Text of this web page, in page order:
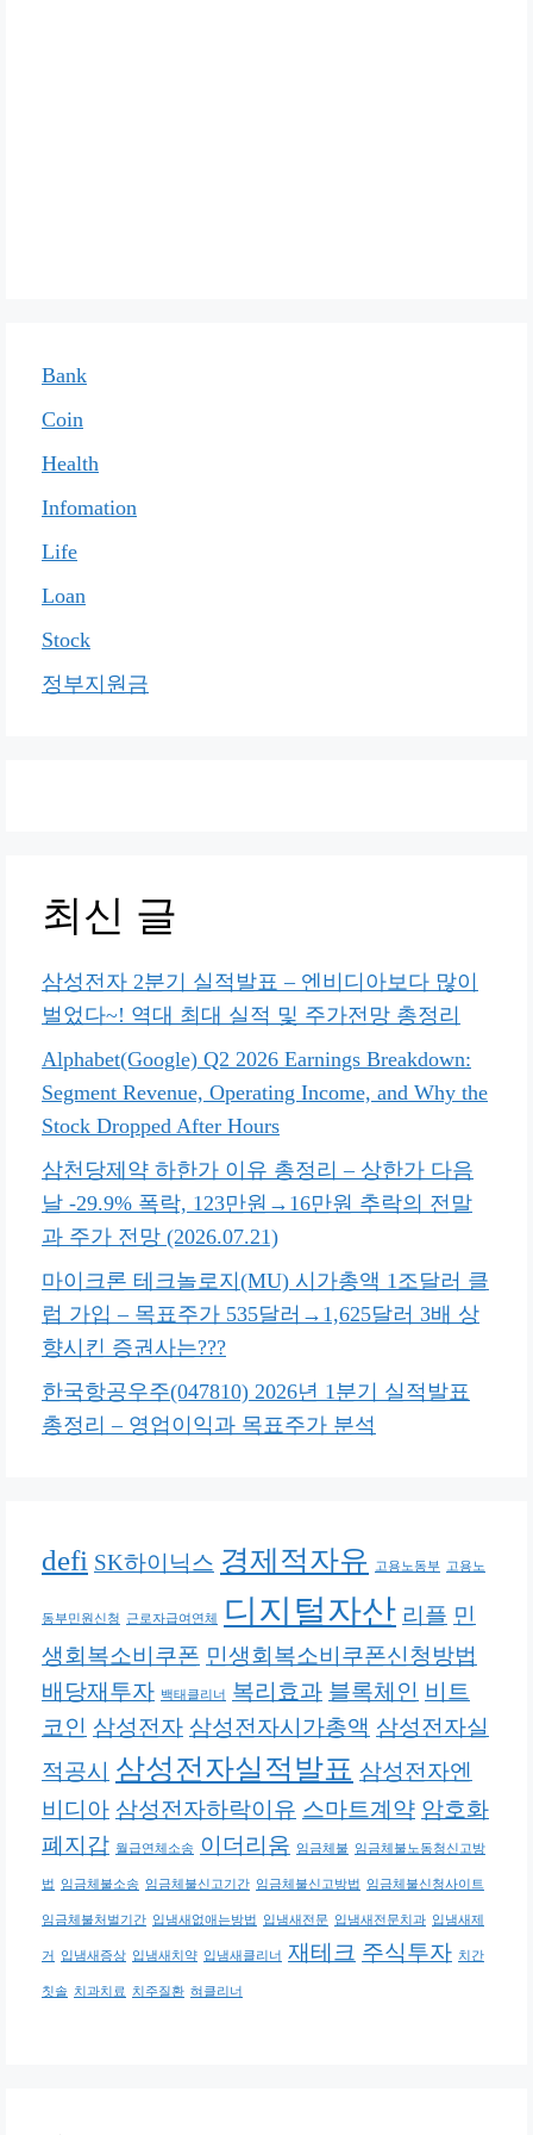
Bank
Coin
Health
Infomation
Life
Loan
Stock
정부지원금
최신 글
삼성전자 2분기 실적발표 – 엔비디아보다 많이
벌었다~! 역대 최대 실적 및 주가전망 총정리
Alphabet(Google) Q2 2026 Earnings Breakdown:
Segment Revenue, Operating Income, and Why the
Stock Dropped After Hours
삼천당제약 하한가 이유 총정리 – 상한가 다음
날 -29.9% 폭락, 123만원→16만원 추락의 전말
과 주가 전망 (2026.07.21)
마이크론 테크놀로지(MU) 시가총액 1조달러 클
럽 가입 – 목표주가 535달러→1,625달러 3배 상
향시킨 증권사는???
한국항공우주(047810) 2026년 1분기 실적발표
총정리 – 영업이익과 목표주가 분석
defi SK하이닉스 경제적자유 고용노동부 고용노
동부민원신청 근로자급여연체 디지털자산 리플 민
생회복소비쿠폰 민생회복소비쿠폰신청방법
배당재투자 백태클리너 복리효과 블록체인 비트
코인 삼성전자 삼성전자시가총액 삼성전자실
적공시
삼성전자실적발표 삼성전자엔
비디아 삼성전자하락이유 스마트계약 암호화
폐지갑 월급연체소송 이더리움 임금체불 임금체불노동청신고방
법 임금체불소송 임금체불신고기간 임금체불신고방법 임금체불신청사이트
임금체불처벌기간 입냄새없애는방법 입냄새전문 입냄새전문치과 입냄새제
거 입냄새증상 입냄새치약 입냄새클리너 재테크 주식투자 치간
칫솔 치과치료 치주질환 혀클리너